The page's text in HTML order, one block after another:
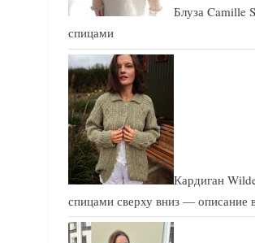
Блуза Camille
спицами
Кардиган
спицами сверху вниз — описание